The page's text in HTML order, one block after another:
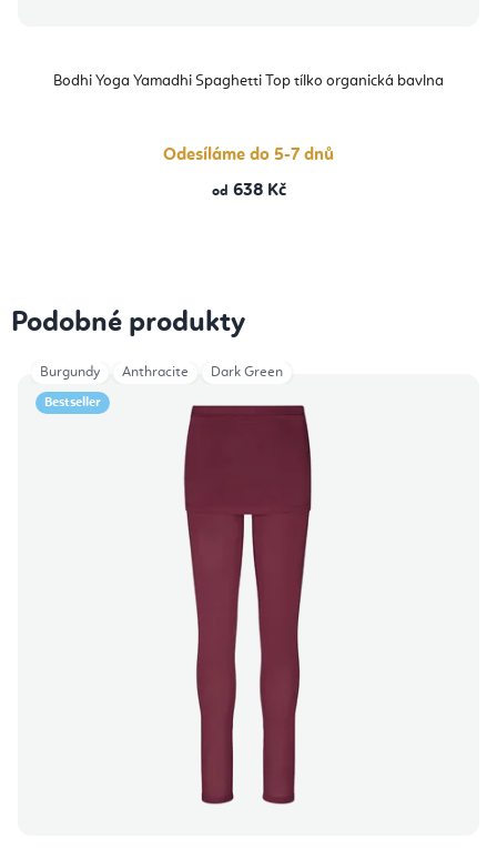
Bodhi Yoga Yamadhi Spaghetti Top tílko organická bavlna
Odesíláme do 5-7 dnů
od 638 Kč
Podobné produkty
Bestseller
Burgundy Anthracite Dark Green